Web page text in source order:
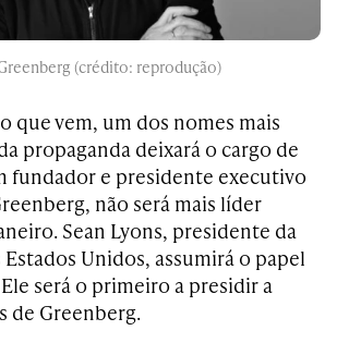
(crédito: reprodução)
que vem, um dos nomes mais
propaganda deixará o cargo de
fundador e presidente executivo
não será mais líder
Sean Lyons, presidente da
Unidos, assumirá o papel
será o primeiro a presidir a
de Greenberg.